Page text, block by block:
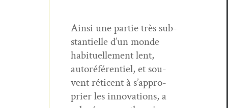
Ain­si une par­tie très sub­
stantielle d’un monde
habituelle­ment lent,
autoréféren­tiel, et sou­
vent réti­cent à s’ap­pro­
prier les inno­va­tions, a